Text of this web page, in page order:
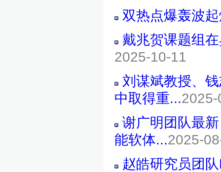
双热点爆轰波
戴兆贺课题组
2025-10-11
刘谋斌教授、
中取得重...
谢广明团队最
能软体...2025-
赵皓研究员团